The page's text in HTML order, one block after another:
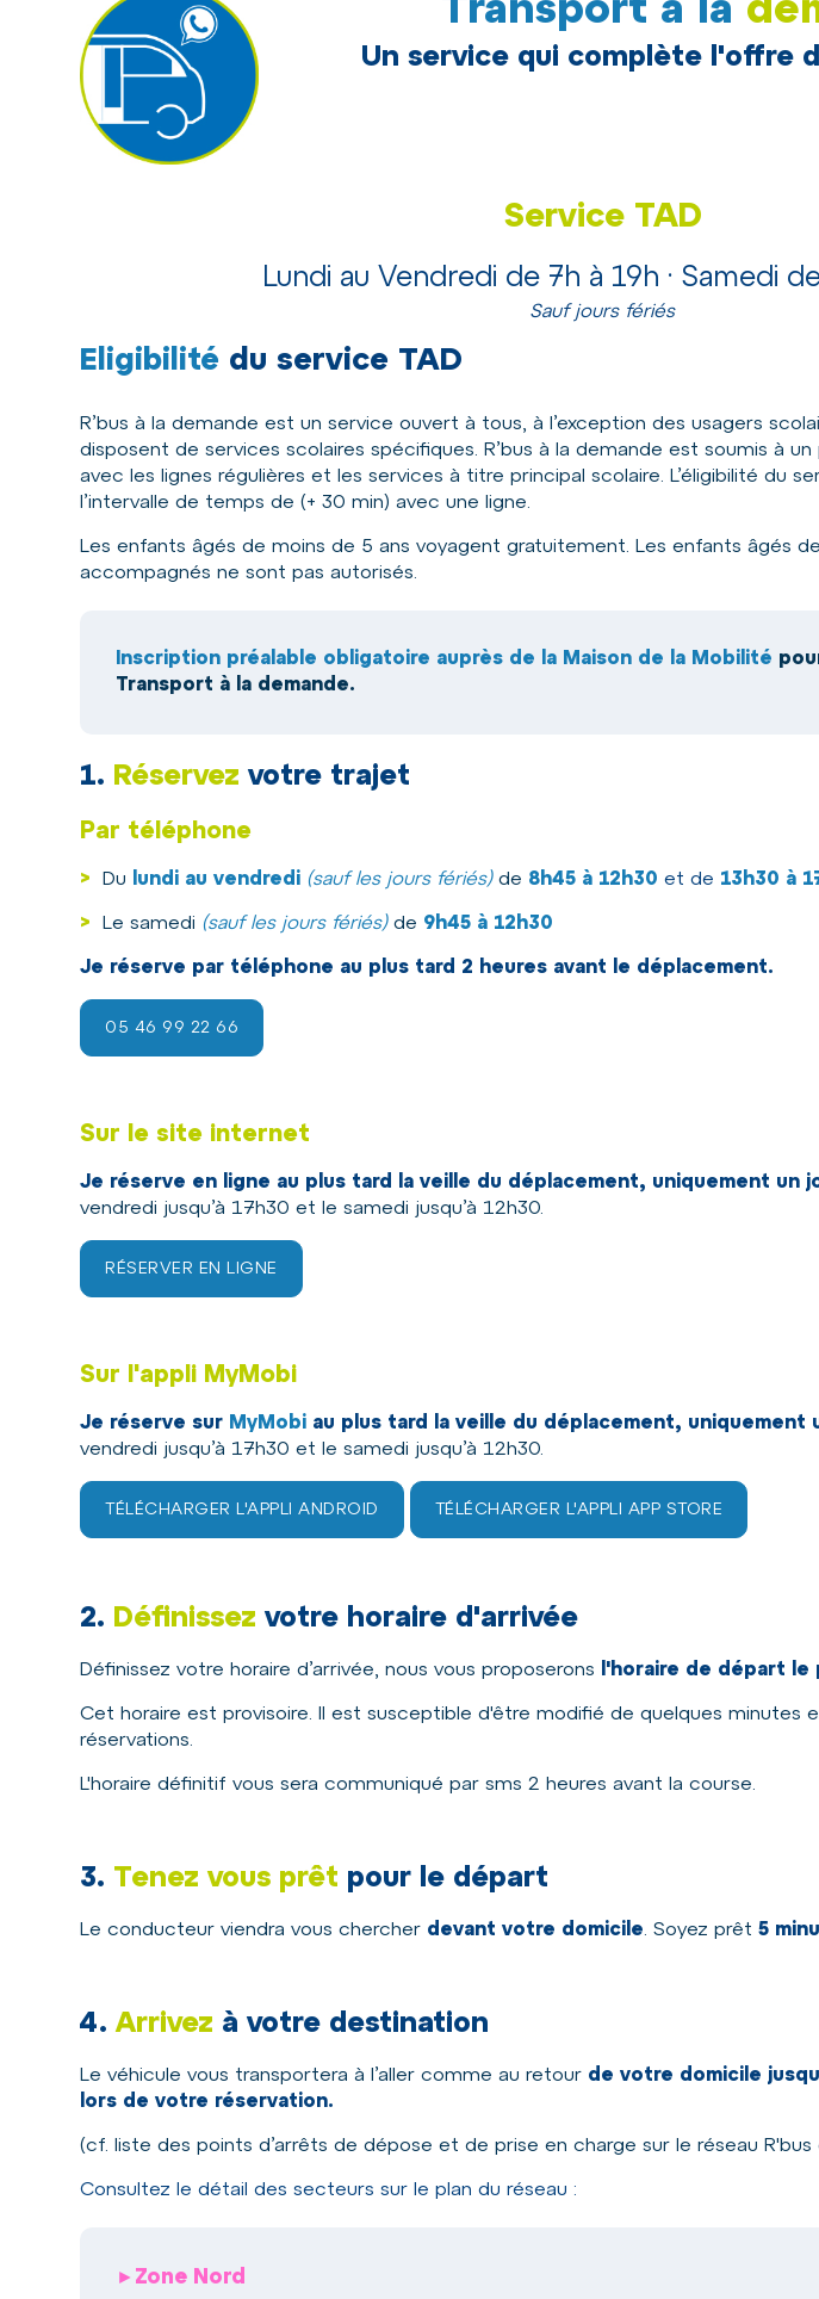
Transport à la
Un service qui complète l'offre
Service TAD
Lundi au Vendredi de 7h à 19h · Samedi
Sauf jours fériés
Eligibilité du service TAD
R’bus à la demande est un service ouvert à tous, à l’exception des usagers
disposent de services scolaires spécifiques. R’bus à la demande est soumis à
avec les lignes régulières et les services à titre principal scolaire. L’éligibilité du
l’intervalle de temps de (+ 30 min) avec une ligne.
Les enfants âgés de moins de 5 ans voyagent gratuitement. Les enfants âgés
accompagnés ne sont pas autorisés.
Inscription préalable obligatoire auprès de la Maison de la Mobilité
Transport à la demande.
1. Réservez votre trajet
Par téléphone
> Du lundi au vendredi (sauf les jours fériés)de 8h45 à 12h30et de 13h30 à
> Le samedi (sauf les jours fériés)de 9h45 à 12h30
Je réserve par téléphone au plus tard 2 heures avant le déplacement.
05 46 99 22 66
Sur le site internet
Je réserve en ligne au plus tard la veille du déplacement, uniquement un
vendredi jusqu’à 17h30 et le samedi jusqu’à 12h30.
RÉSERVER EN LIGNE
Sur l'appli MyMobi
Je réserve sur MyMobi au plus tard la veille du déplacement, uniquement
vendredi jusqu’à 17h30 et le samedi jusqu’à 12h30.
TÉLÉCHARGER L'APPLI ANDROID TÉLÉCHARGER L'APPLI APP STORE
2. Définissez votre horaire d'arrivée
Définissez votre horaire d’arrivée, nous vous proposerons l'horaire de départ le
Cet horaire est provisoire. Il est susceptible d'être modifié de quelques minutes
réservations.
L'horaire définitif vous sera communiqué par sms 2 heures avant la course.
3. Tenez vous prêt pour le départ
Le conducteur viendra vous chercher devant votre domicile. Soyez prêt5
4.Arrivez à votre destination
Le véhicule vous transportera à l’aller comme au retour de votre domicile
lors de votre réservation.
(cf. liste des points d’arrêts de dépose et de prise en charge sur le réseau R'bus
Consultez le détail des secteurs sur le plan du réseau :
► Zone Nord